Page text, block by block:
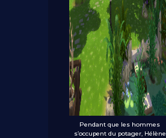
Pendant que les hommes
s’occupent du potager, Hélène